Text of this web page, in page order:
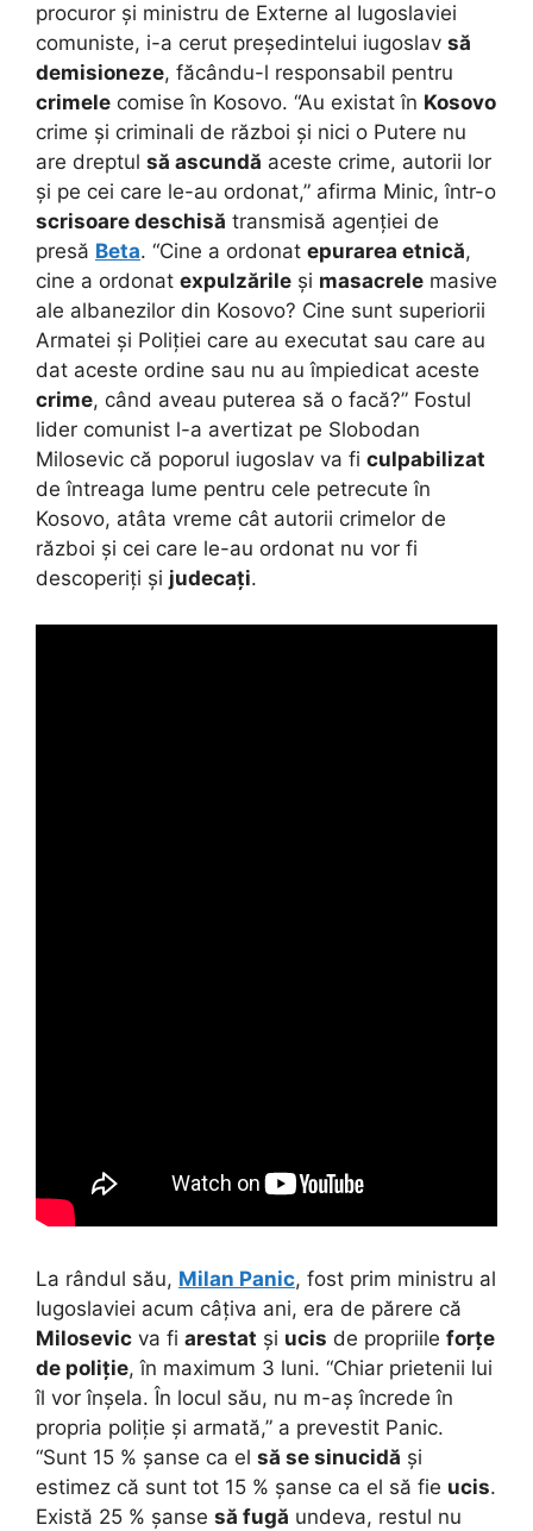
procuror și ministru de Externe al Iugoslaviei
comuniste, i-a cerut președintelui iugoslav să
demisioneze, făcându-l responsabil pentru
crimele comise în Kosovo. “Au existat în Kosovo
crime și criminali de război și nici o Putere nu
are dreptul să ascundă aceste crime, autorii lor
și pe cei care le-au ordonat,” afirma Minic, într-o
scrisoare deschisă transmisă agenției de
presă Beta. “Cine a ordonat epurarea etnică,
cine a ordonat expulzările și masacrele masive
ale albanezilor din Kosovo? Cine sunt superiorii
Armatei și Poliției care au executat sau care au
dat aceste ordine sau nu au împiedicat aceste
crime, când aveau puterea să o facă?” Fostul
lider comunist l-a avertizat pe Slobodan
Milosevic că poporul iugoslav va fi culpabilizat
de întreaga lume pentru cele petrecute în
Kosovo, atâta vreme cât autorii crimelor de
război și cei care le-au ordonat nu vor fi
descoperiți și judecați.
La rândul său, Milan Panic, fost prim ministru al
Iugoslaviei acum câțiva ani, era de părere că
Milosevic va fi arestat și ucis de propriile forțe
de poliție, în maximum 3 luni. “Chiar prietenii lui
îl vor înșela. În locul său, nu m-aș încrede în
propria poliție și armată,” a prevestit Panic.
“Sunt 15 % șanse ca el să se sinucidă și
estimez că sunt tot 15 % șanse ca el să fie ucis.
Există 25 % șanse să fugă undeva, restul nu